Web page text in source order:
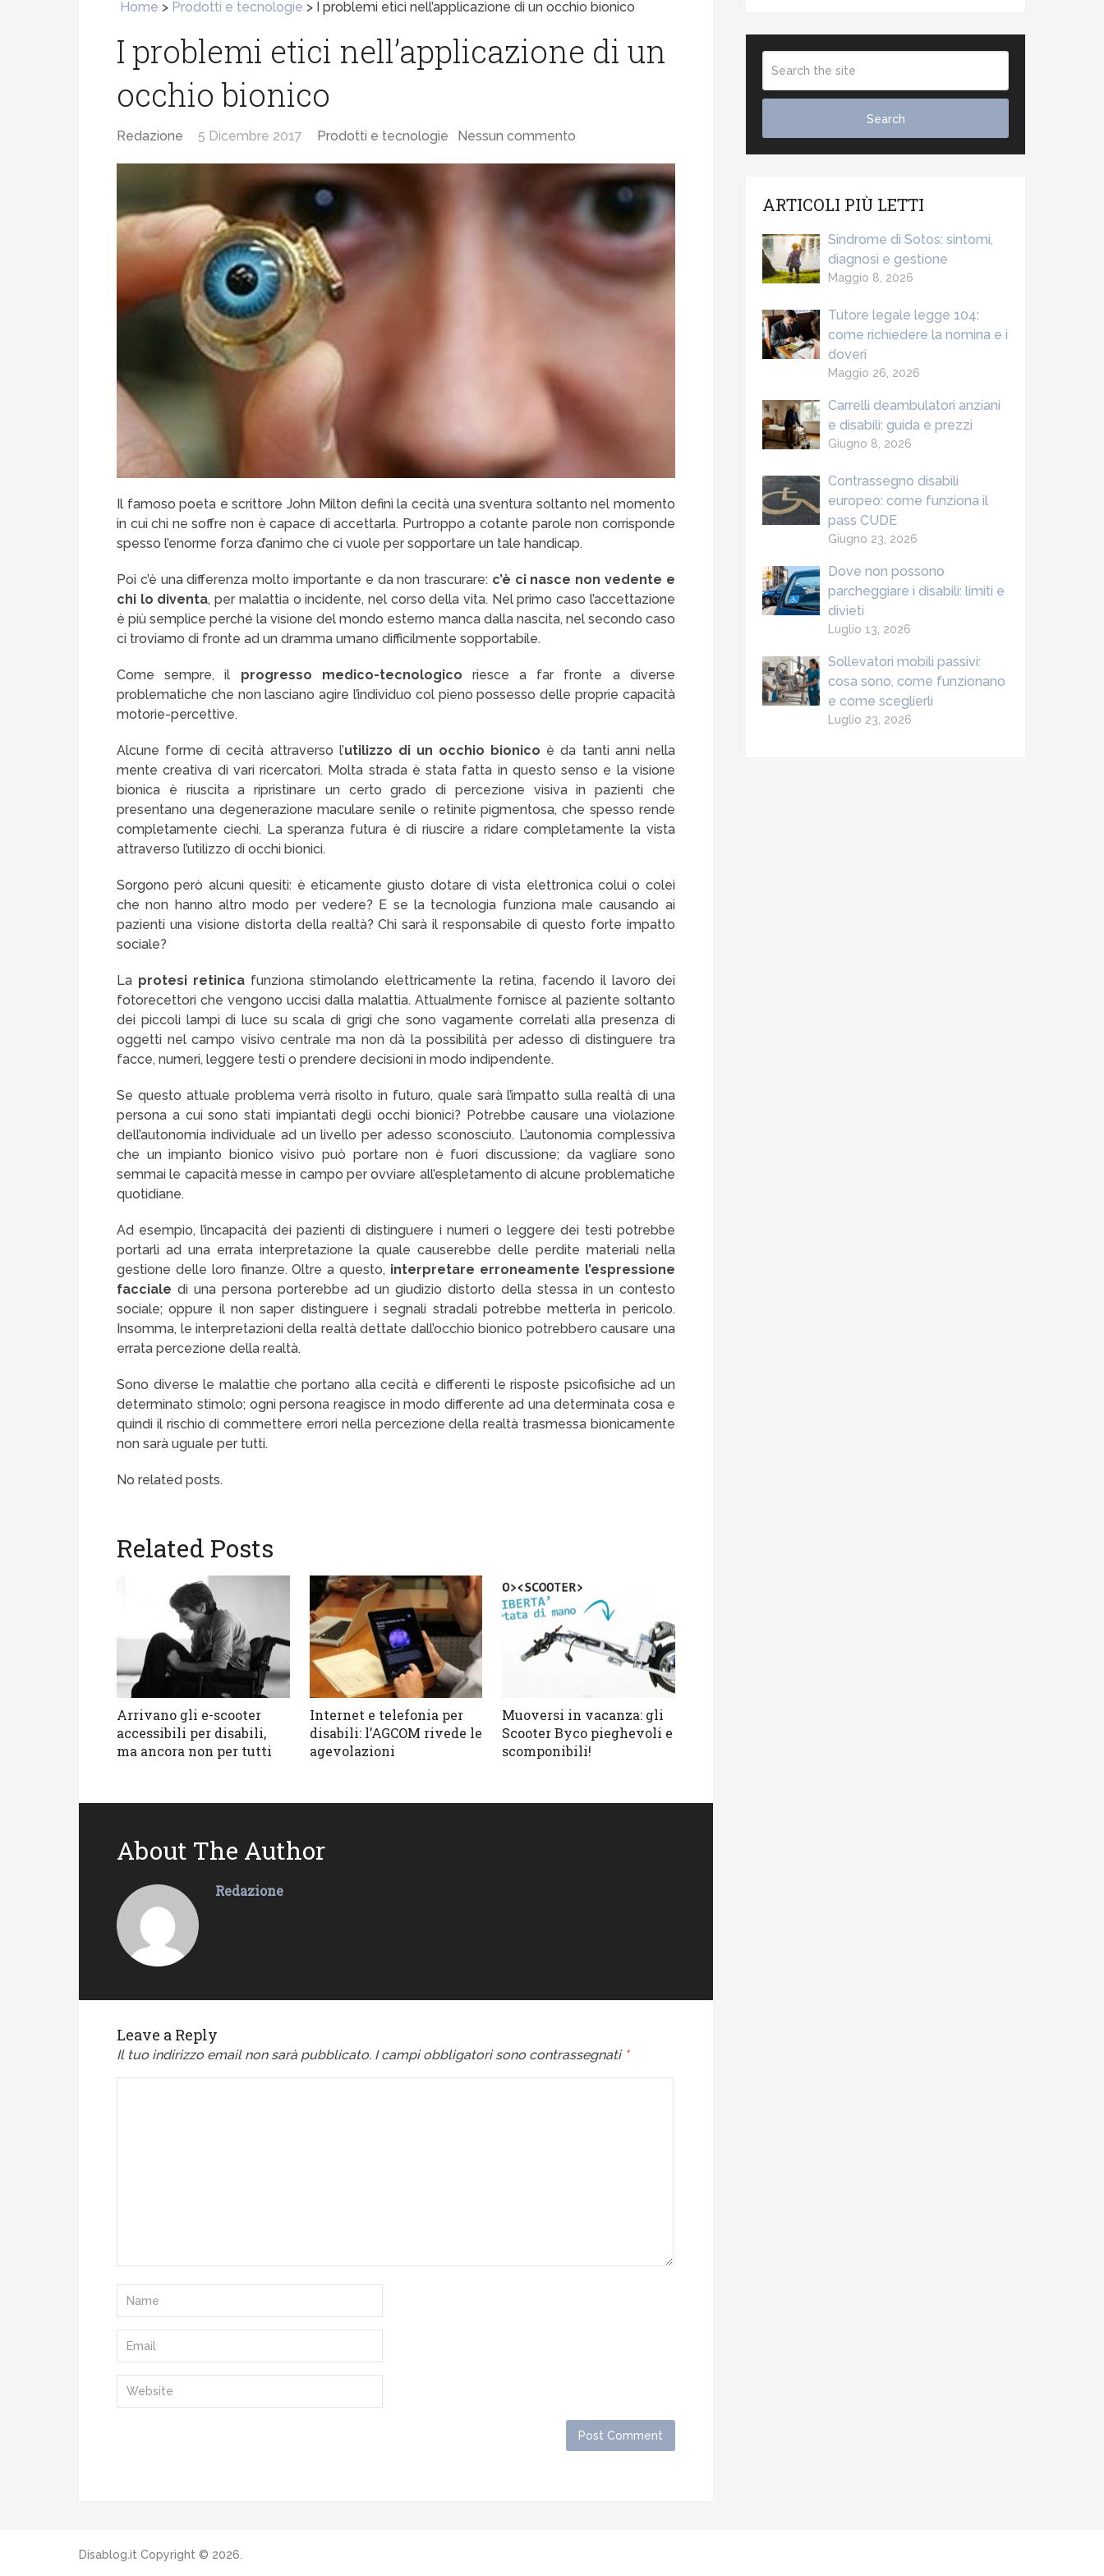
Home > Prodotti e tecnologie > I problemi etici nell’applicazione di un occhio bionico
I problemi etici nell’applicazione di un
occhio bionico
Redazione 5 Dicembre 2017 Prodotti e tecnologie Nessun commento
Il famoso poeta e scrittore John Milton definì la cecità una sventura soltanto nel momento
in cui chi ne soffre non è capace di accettarla. Purtroppo a cotante parole non corrisponde
spesso l’enorme forza d’animo che ci vuole per sopportare un tale handicap.
Poi c’è una differenza molto importante e da non trascurare: c’è ci nasce non vedente e
chi lo diventa, per malattia o incidente, nel corso della vita. Nel primo caso l’accettazione
è più semplice perché la visione del mondo esterno manca dalla nascita, nel secondo caso
ci troviamo di fronte ad un dramma umano difficilmente sopportabile.
Come sempre, il progresso medico-tecnologico riesce a far fronte a diverse
problematiche che non lasciano agire l’individuo col pieno possesso delle proprie capacità
motorie-percettive.
Alcune forme di cecità attraverso l’utilizzo di un occhio bionico è da tanti anni nella
mente creativa di vari ricercatori. Molta strada è stata fatta in questo senso e la visione
bionica è riuscita a ripristinare un certo grado di percezione visiva in pazienti che
presentano una degenerazione maculare senile o retinite pigmentosa, che spesso rende
completamente ciechi. La speranza futura è di riuscire a ridare completamente la vista
attraverso l’utilizzo di occhi bionici.
Sorgono però alcuni quesiti: è eticamente giusto dotare di vista elettronica colui o colei
che non hanno altro modo per vedere? E se la tecnologia funziona male causando ai
pazienti una visione distorta della realtà? Chi sarà il responsabile di questo forte impatto
sociale?
La protesi retinica funziona stimolando elettricamente la retina, facendo il lavoro dei
fotorecettori che vengono uccisi dalla malattia. Attualmente fornisce al paziente soltanto
dei piccoli lampi di luce su scala di grigi che sono vagamente correlati alla presenza di
oggetti nel campo visivo centrale ma non dà la possibilità per adesso di distinguere tra
facce, numeri, leggere testi o prendere decisioni in modo indipendente.
Se questo attuale problema verrà risolto in futuro, quale sarà l’impatto sulla realtà di una
persona a cui sono stati impiantati degli occhi bionici? Potrebbe causare una violazione
dell’autonomia individuale ad un livello per adesso sconosciuto. L’autonomia complessiva
che un impianto bionico visivo può portare non è fuori discussione; da vagliare sono
semmai le capacità messe in campo per ovviare all’espletamento di alcune problematiche
quotidiane.
Ad esempio, l’incapacità dei pazienti di distinguere i numeri o leggere dei testi potrebbe
portarli ad una errata interpretazione la quale causerebbe delle perdite materiali nella
gestione delle loro finanze. Oltre a questo, interpretare erroneamente l’espressione
facciale di una persona porterebbe ad un giudizio distorto della stessa in un contesto
sociale; oppure il non saper distinguere i segnali stradali potrebbe metterla in pericolo.
Insomma, le interpretazioni della realtà dettate dall’occhio bionico potrebbero causare una
errata percezione della realtà.
Sono diverse le malattie che portano alla cecità e differenti le risposte psicofisiche ad un
determinato stimolo; ogni persona reagisce in modo differente ad una determinata cosa e
quindi il rischio di commettere errori nella percezione della realtà trasmessa bionicamente
non sarà uguale per tutti.
No related posts.
Related Posts
Arrivano gli e-scooter
accessibili per disabili,
ma ancora non per tutti
Internet e telefonia per
disabili: l’AGCOM rivede le
agevolazioni
Muoversi in vacanza: gli
Scooter Byco pieghevoli e
scomponibili!
About The Author
Redazione
Leave a Reply
Il tuo indirizzo email non sarà pubblicato. I campi obbligatori sono contrassegnati *
ARTICOLI PIÙ LETTI
Sindrome di Sotos: sintomi,
diagnosi e gestione
Maggio 8, 2026
Tutore legale legge 104:
come richiedere la nomina e i
doveri
Maggio 26, 2026
Carrelli deambulatori anziani
e disabili: guida e prezzi
Giugno 8, 2026
Contrassegno disabili
europeo: come funziona il
pass CUDE
Giugno 23, 2026
Dove non possono
parcheggiare i disabili: limiti e
divieti
Luglio 13, 2026
Sollevatori mobili passivi:
cosa sono, come funzionano
e come sceglierli
Luglio 23, 2026
Disablog.it Copyright © 2026.